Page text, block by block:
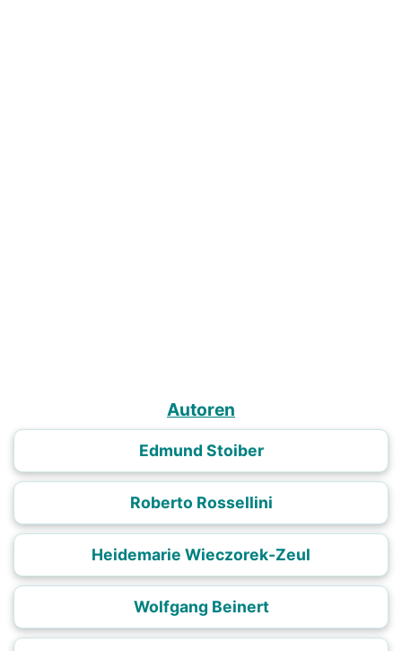
Autoren
Edmund Stoiber
Roberto Rossellini
Heidemarie Wieczorek-Zeul
Wolfgang Beinert